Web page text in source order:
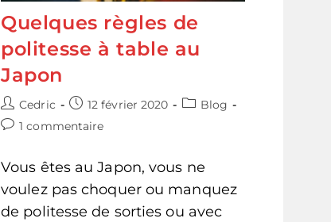
Quelques règles de
politesse à table au
Japon​
Auteur/autrice
de
Cedric
Publication
publiée :
12 février 2020
PostBlog
Commentaires
publication :
1 commentaire
Vous êtes au Japon, vous ne
voulez pas choquer ou manquez
de politesse de sorties ou avec